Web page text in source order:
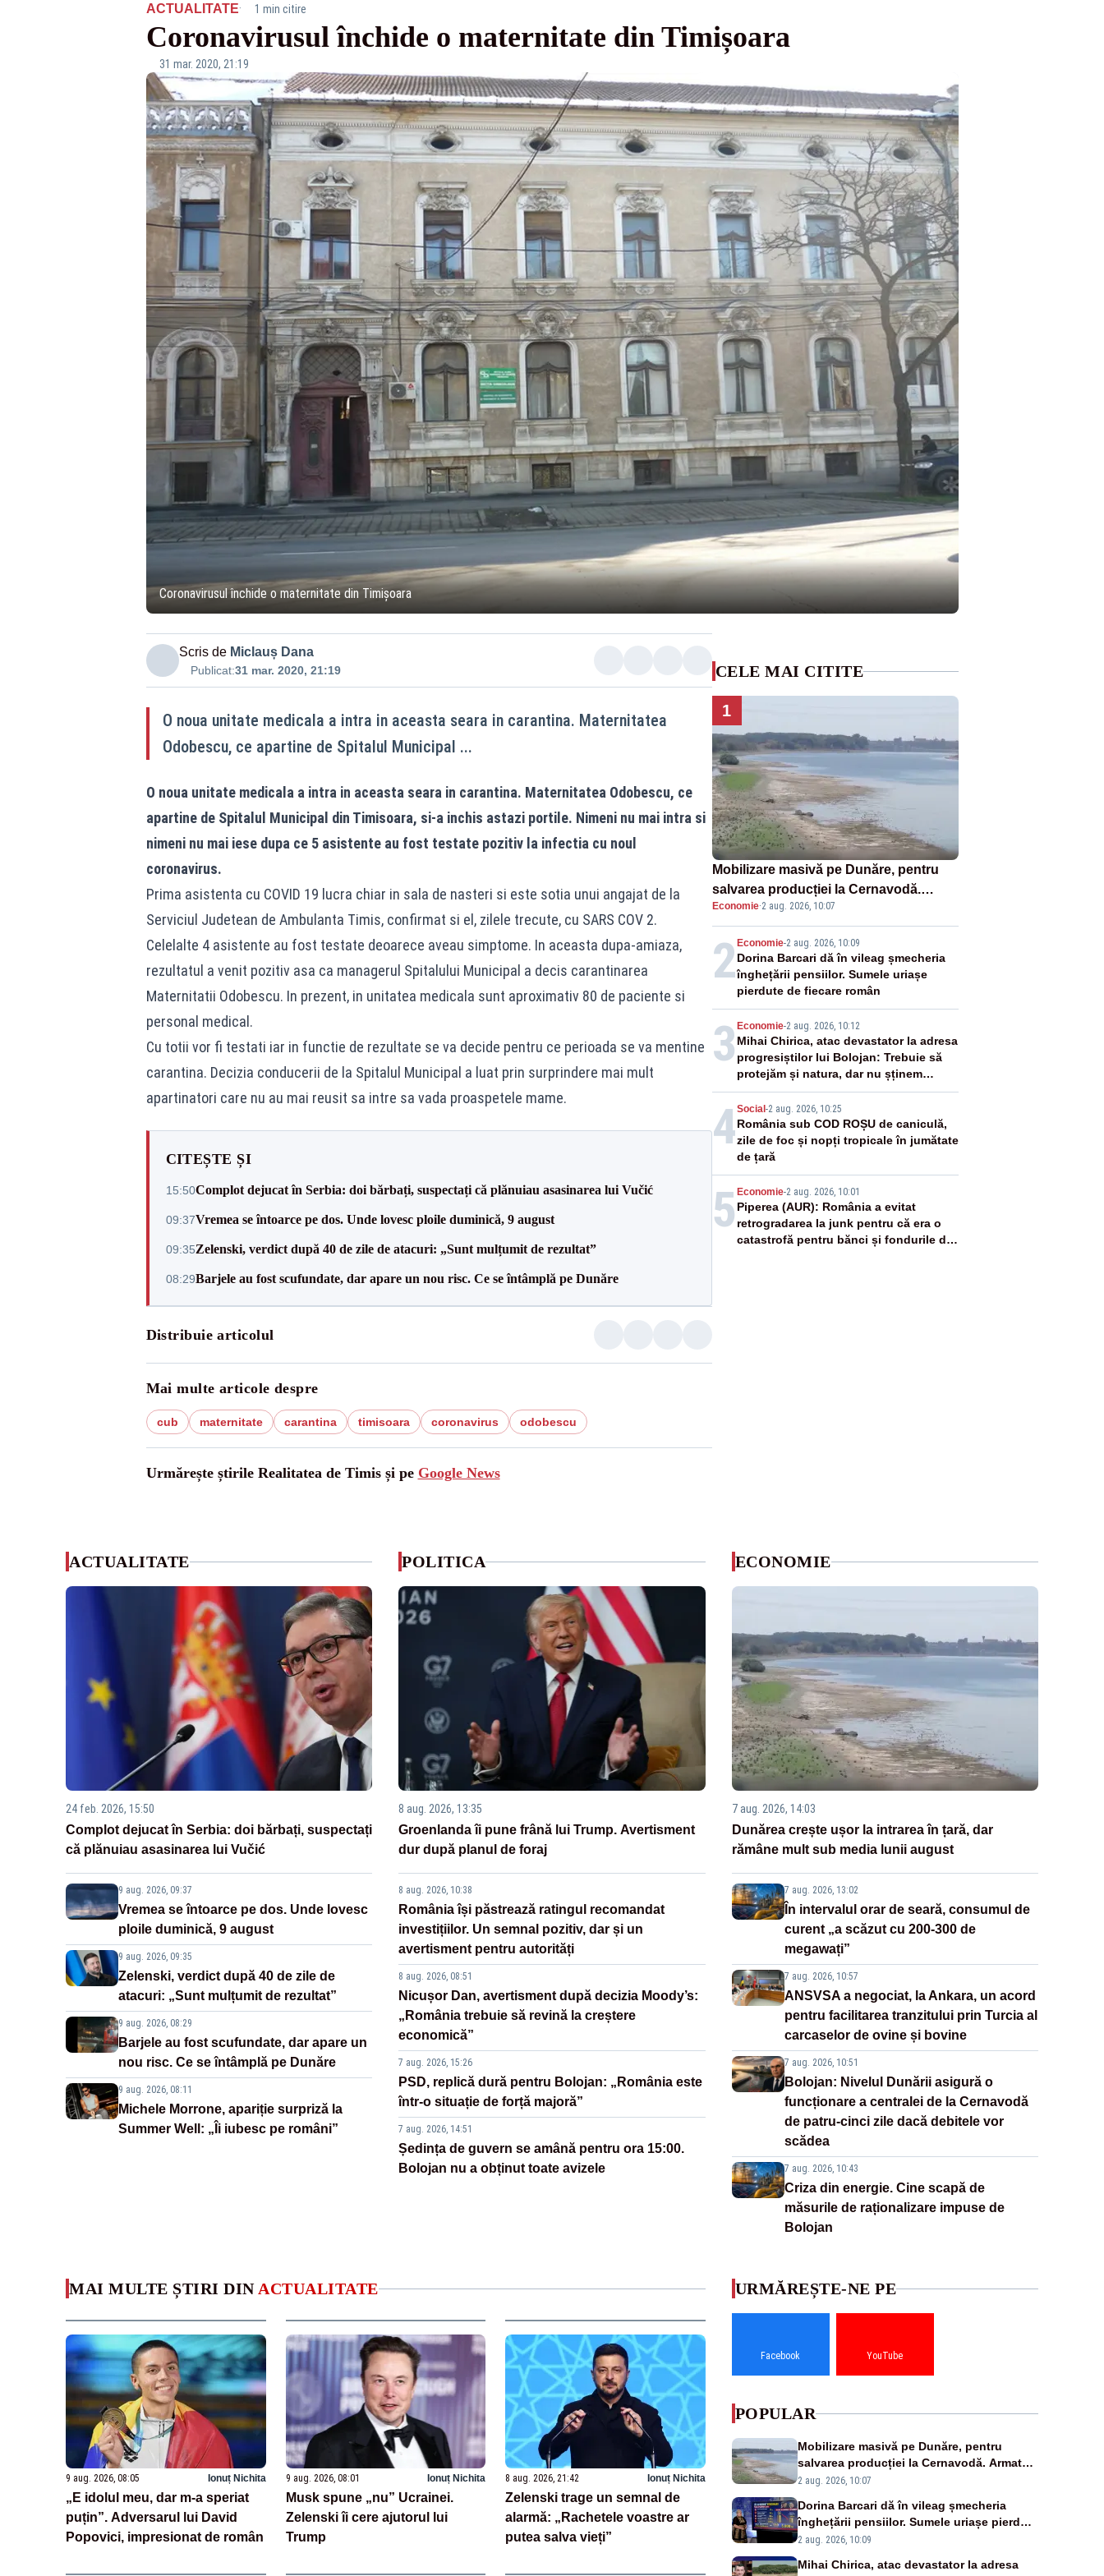
ACTUALITATE· 1 min citire
Coronavirusul închide o maternitate din Timișoara
31 mar. 2020, 21:19
Coronavirusul închide o maternitate din Timișoara
Scris de Miclauș Dana
Publicat:31 mar. 2020, 21:19
O noua unitate medicala a intra in aceasta seara in carantina. Maternitatea
Odobescu, ce apartine de Spitalul Municipal ...
O noua unitate medicala a intra in aceasta seara in carantina. Maternitatea Odobescu, ce
apartine de Spitalul Municipal din Timisoara, si-a inchis astazi portile. Nimeni nu mai intra si
nimeni nu mai iese dupa ce 5 asistente au fost testate pozitiv la infectia cu noul
coronavirus.
Prima asistenta cu COVID 19 lucra chiar in sala de nasteri si este sotia unui angajat de la
Serviciul Judetean de Ambulanta Timis, confirmat si el, zilele trecute, cu SARS COV 2.
Celelalte 4 asistente au fost testate deoarece aveau simptome. In aceasta dupa-amiaza,
rezultatul a venit pozitiv asa ca managerul Spitalului Municipal a decis carantinarea
Maternitatii Odobescu. In prezent, in unitatea medicala sunt aproximativ 80 de paciente si
personal medical.
Cu totii vor fi testati iar in functie de rezultate se va decide pentru ce perioada se va mentine
carantina. Decizia conducerii de la Spitalul Municipal a luat prin surprindere mai mult
apartinatori care nu au mai reusit sa intre sa vada proaspetele mame.
CITEȘTE ȘI
15:50Complot dejucat în Serbia: doi bărbați, suspectați că plănuiau asasinarea lui Vučić
09:37Vremea se întoarce pe dos. Unde lovesc ploile duminică, 9 august
09:35Zelenski, verdict după 40 de zile de atacuri: „Sunt mulțumit de rezultat”
08:29Barjele au fost scufundate, dar apare un nou risc. Ce se întâmplă pe Dunăre
Distribuie articolul
Mai multe articole despre
cub maternitate carantina timisoara coronavirus odobescu
Urmărește știrile Realitatea de Timis și pe Google News
CELE MAI CITITE
1
Mobilizare masivă pe Dunăre, pentru
salvarea producției la Cernavodă.
Armata va detona o stâncă și va devia
apa fluviului - IMAGINI AERIENE
Economie·2 aug. 2026, 10:07
2 Economie-2 aug. 2026, 10:09
Dorina Barcari dă în vileag șmecheria
înghețării pensiilor. Sumele uriașe
pierdute de fiecare român
3 Economie-2 aug. 2026, 10:12
Mihai Chirica, atac devastator la adresa
progresiștilor lui Bolojan: Trebuie să
protejăm și natura, dar nu șținem
omaneii în stare permanentă de alertă
4Social -2 aug. 2026, 10:25
România sub COD ROȘU de caniculă,
zile de foc și nopți tropicale în jumătate
de țară
5 Economie-2 aug. 2026, 10:01
Piperea (AUR): România a evitat
retrogradarea la junk pentru că era o
catastrofă pentru bănci și fondurile de
ACTUALITATE
24 feb. 2026, 15:50
Complot dejucat în Serbia: doi bărbați, suspectați
că plănuiau asasinarea lui Vučić
9 aug. 2026, 09:37
Vremea se întoarce pe dos. Unde lovesc
ploile duminică, 9 august
9 aug. 2026, 09:35
Zelenski, verdict după 40 de zile de
atacuri: „Sunt mulțumit de rezultat”
9 aug. 2026, 08:29
Barjele au fost scufundate, dar apare un
nou risc. Ce se întâmplă pe Dunăre
9 aug. 2026, 08:11
Michele Morrone, apariție surpriză la
Summer Well: „Îi iubesc pe români”
POLITICA
8 aug. 2026, 13:35
Groenlanda îi pune frână lui Trump. Avertisment
dur după planul de foraj
8 aug. 2026, 10:38
România își păstrează ratingul recomandat
investițiilor. Un semnal pozitiv, dar și un
avertisment pentru autorități
8 aug. 2026, 08:51
Nicușor Dan, avertisment după decizia Moody’s:
„România trebuie să revină la creștere
economică”
7 aug. 2026, 15:26
PSD, replică dură pentru Bolojan: „România este
într-o situație de forță majoră”
7 aug. 2026, 14:51
Ședința de guvern se amână pentru ora 15:00.
Bolojan nu a obținut toate avizele
ECONOMIE
7 aug. 2026, 14:03
Dunărea crește ușor la intrarea în țară, dar
rămâne mult sub media lunii august
7 aug. 2026, 13:02
În intervalul orar de seară, consumul de
curent „a scăzut cu 200-300 de
megawați”
7 aug. 2026, 10:57
ANSVSA a negociat, la Ankara, un acord
pentru facilitarea tranzitului prin Turcia al
carcaselor de ovine și bovine
7 aug. 2026, 10:51
Bolojan: Nivelul Dunării asigură o
funcționare a centralei de la Cernavodă
de patru-cinci zile dacă debitele vor
scădea
7 aug. 2026, 10:43
Criza din energie. Cine scapă de
măsurile de raționalizare impuse de
Bolojan
MAI MULTE ȘTIRI DIN ACTUALITATE
9 aug. 2026, 08:05 Ionuț Nichita
„E idolul meu, dar m-a speriat
puțin”. Adversarul lui David
Popovici, impresionat de român
9 aug. 2026, 08:01 Ionuț Nichita
Musk spune „nu” Ucrainei.
Zelenski îi cere ajutorul lui
Trump
8 aug. 2026, 21:42 Ionuț Nichita
Zelenski trage un semnal de
alarmă: „Rachetele voastre ar
putea salva vieți”
URMĂREȘTE-NE PE
Facebook YouTube
POPULAR
Mobilizare masivă pe Dunăre, pentru
salvarea producției la Cernavodă. Armata
va detona o stâncă și va devia apa
2 aug. 2026, 10:07
Dorina Barcari dă în vileag șmecheria
înghețării pensiilor. Sumele uriașe pierdute
de fiecare român
2 aug. 2026, 10:09
Mihai Chirica, atac devastator la adresa